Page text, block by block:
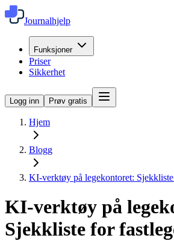
Journalhjelp
Funksjoner
Priser
Sikkerhet
Logg inn Prøv gratis
Hjem
Blogg
KI-verktøy på legekontoret:
KI-verktøy på
Sjekkliste for